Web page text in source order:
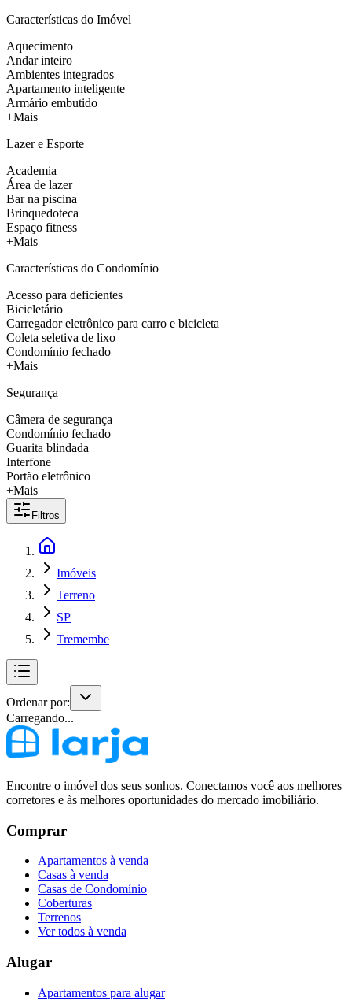
Características do Imóvel
Aquecimento
Andar inteiro
Ambientes integrados
Apartamento inteligente
Armário embutido
+Mais
Lazer e Esporte
Academia
Área de lazer
Bar na piscina
Brinquedoteca
Espaço fitness
+Mais
Características do Condomínio
Acesso para deficientes
Bicicletário
Carregador eletrônico para carro e bicicleta
Coleta seletiva de lixo
Condomínio fechado
+Mais
Segurança
Câmera de segurança
Condomínio fechado
Guarita blindada
Interfone
Portão eletrônico
+Mais
Filtros
Imóveis
Terreno
SP
Tremembe
Ordenar por:
Carregando...
Encontre o imóvel dos seus sonhos. Conectamos você aos melhores
corretores e às melhores oportunidades do mercado imobiliário.
Comprar
Apartamentos à venda
Casas à venda
Casas de Condomínio
Coberturas
Terrenos
Ver todos à venda
Alugar
Apartamentos para alugar